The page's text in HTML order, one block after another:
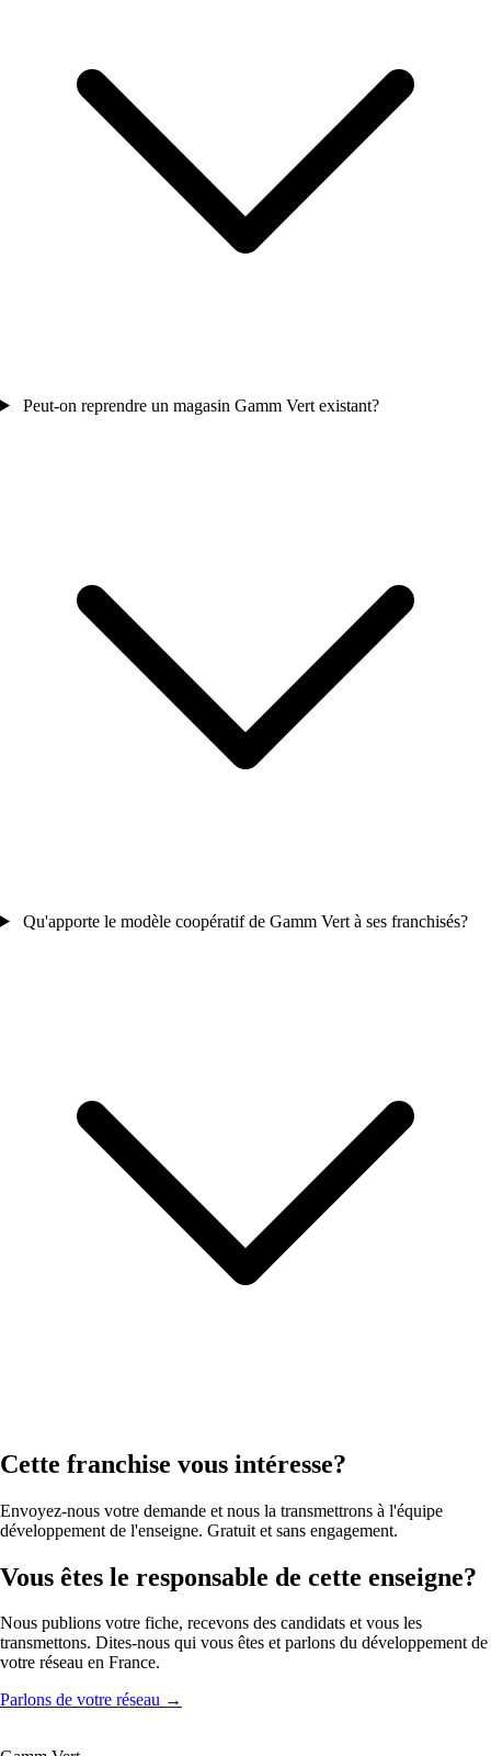
Peut-on reprendre un magasin Gamm Vert existant?
Qu'apporte le modèle coopératif de Gamm Vert à ses franchisés?
Cette franchise vous intéresse?
Envoyez-nous votre demande et nous la transmettrons à l'équipe
développement de l'enseigne. Gratuit et sans engagement.
Vous êtes le responsable de cette enseigne?
Nous publions votre fiche, recevons des candidats et vous les
transmettons. Dites-nous qui vous êtes et parlons du développement de
votre réseau en France.
Parlons de votre réseau →